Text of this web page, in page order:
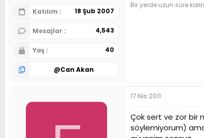
Katılım
18 Şub 2007
Mesajlar 4,543
Yaş 40
@Can Akan
Bir yerde uzun süre
17 Nis 2011
Çok sert ve zor bir
söylemiyorum)